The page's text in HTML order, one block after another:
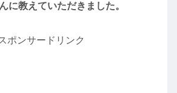
に教えていただきました。
ポンサードリンク